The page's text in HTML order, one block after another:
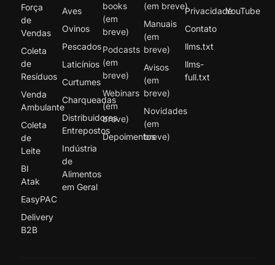
Força
de
Vendas
Coleta
de
Resíduos
Venda
Ambulante
Coleta
de
Leite
BI
Atak
EasyPAC
Delivery
B2B
Aves
Ovinos
Pescados
Laticínios
Curtumes
Charqueadas
Distribuidores
Entrepostos
Indústria
de
Alimentos
em Geral
books
(em
breve)
Podcasts
(em
breve)
Webinars
(em
breve)
Depoimentos
(em breve)
Manuais
(em
breve)
Avisos
(em
breve)
Novidades
(em
breve)
Privacidade
Contato
llms.txt
llms-
full.txt
YouTube